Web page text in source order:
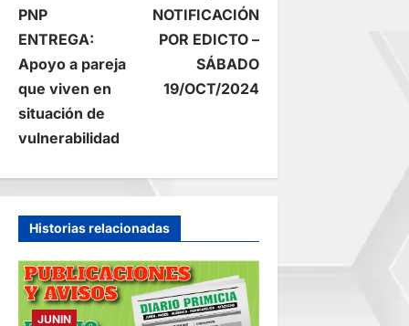
a
v
e
a
c
i
PNP
ENTREGA:
Apoyo a pareja
que viven en
situación de
vulnerabilidad
NOTIFICACIÓN
POR EDICTO –
SÁBADO
19/OCT/2024
Historias relacionadas
JUNIN